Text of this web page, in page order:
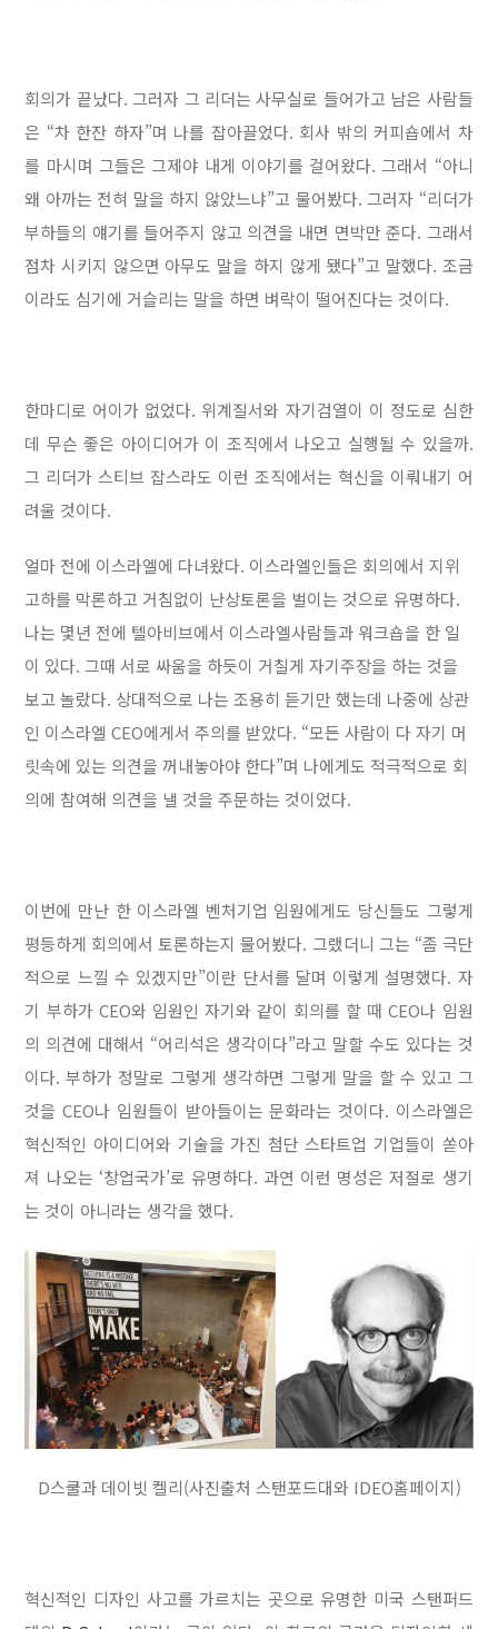
회의가 끝났다. 그러자 그 리더는 사무실로 들어가고 남은 사람들
은 “차 한잔 하자”며 나를 잡아끌었다. 회사 밖의 커피숍에서 차
를 마시며 그들은 그제야 내게 이야기를 걸어왔다. 그래서 “아니
왜 아까는 전혀 말을 하지 않았느냐”고 물어봤다. 그러자 “리더가
부하들의 얘기를 들어주지 않고 의견을 내면 면박만 준다. 그래서
점차 시키지 않으면 아무도 말을 하지 않게 됐다”고 말했다. 조금
이라도 심기에 거슬리는 말을 하면 벼락이 떨어진다는 것이다.
한마디로 어이가 없었다. 위계질서와 자기검열이 이 정도로 심한
데 무슨 좋은 아이디어가 이 조직에서 나오고 실행될 수 있을까.
그 리더가 스티브 잡스라도 이런 조직에서는 혁신을 이뤄내기 어
려울 것이다.
얼마 전에 이스라엘에 다녀왔다. 이스라엘인들은 회의에서 지위
고하를 막론하고 거침없이 난상토론을 벌이는 것으로 유명하다.
나는 몇년 전에 텔아비브에서 이스라엘사람들과 워크숍을 한 일
이 있다. 그때 서로 싸움을 하듯이 거칠게 자기주장을 하는 것을
보고 놀랐다. 상대적으로 나는 조용히 듣기만 했는데 나중에 상관
인 이스라엘 CEO에게서 주의를 받았다. “모든 사람이 다 자기 머
릿속에 있는 의견을 꺼내놓아야 한다”며 나에게도 적극적으로 회
의에 참여해 의견을 낼 것을 주문하는 것이었다.
이번에 만난 한 이스라엘 벤처기업 임원에게도 당신들도 그렇게
평등하게 회의에서 토론하는지 물어봤다. 그랬더니 그는 “좀 극단
적으로 느낄 수 있겠지만”이란 단서를 달며 이렇게 설명했다. 자
기 부하가 CEO와 임원인 자기와 같이 회의를 할 때 CEO나 임원
의 의견에 대해서 “어리석은 생각이다”라고 말할 수도 있다는 것
이다. 부하가 정말로 그렇게 생각하면 그렇게 말을 할 수 있고 그
것을 CEO나 임원들이 받아들이는 문화라는 것이다. 이스라엘은
혁신적인 아이디어와 기술을 가진 첨단 스타트업 기업들이 쏟아
져 나오는 ‘창업국가’로 유명하다. 과연 이런 명성은 저절로 생기
는 것이 아니라는 생각을 했다.
D스쿨과 데이빗 켈리(사진출처 스탠포드대와 IDEO홈페이지)
혁신적인 디자인 사고를 가르치는 곳으로 유명한 미국 스탠퍼드